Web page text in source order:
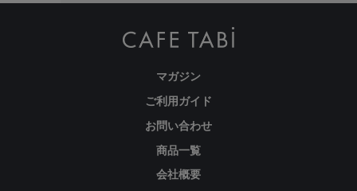
マガジン
ご利用ガイド
お問い合わせ
商品一覧
会社概要